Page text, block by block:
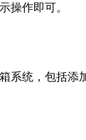
操作即可。
系统，包括